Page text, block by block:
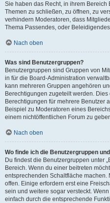
Sie haben das Recht, in ihrem
Themen zu schließen, zu öffnen, zu
verhindern Moderatoren, dass
Thema Passendes, oder
Nach oben
Was sind Benutzergruppen?
Benutzergruppen sind Gruppen von
in für die Board-Administration
kann mehreren Gruppen angehören
Berechtigungen zugeteilt werden.
Berechtigungen für mehrere Benutzer
Beispiel zu Moderatoren eines
einem nichtöffentlichen Forum zu
Nach oben
Wo finde ich die Benutzergruppen
Du findest die Benutzergruppen unter
Bereich. Wenn du einer beitreten
entsprechenden Schaltfläche
offen. Einige erfordern erst eine
sein und weitere sogar versteckt.
einfach durch die entsprechende